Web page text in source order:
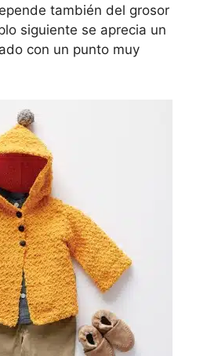
también del grosor
siguiente se aprecia un
con un punto muy